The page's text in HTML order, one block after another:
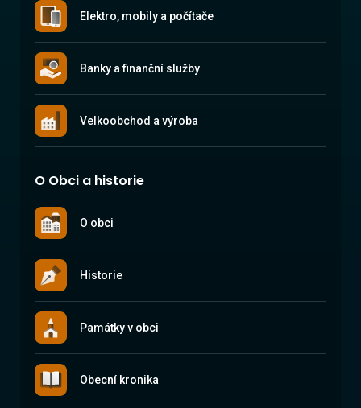
Elektro, mobily a počítače
Banky a finanční služby
Velkoobchod a výroba
O Obci a historie
O obci
Historie
Památky v obci
Obecní kronika